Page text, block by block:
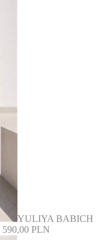
YULIYA BABICH
590,00 PLN